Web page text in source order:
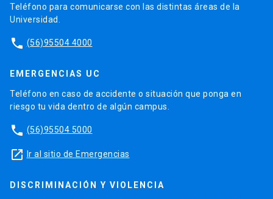
Teléfono para comunicarse con las distintas áreas de la
Universidad.
phone (56)95504 4000
EMERGENCIAS UC
Teléfono en caso de accidente o situación que ponga en
riesgo tu vida dentro de algún campus.
phone (56)95504 5000
launch Ir al sitio de Emergencias
DISCRIMINACIÓN Y VIOLENCIA